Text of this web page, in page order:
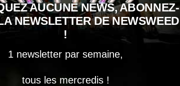
AUCUNE NEWS, ABONNEZ-
NEWSLETTER DE NEWSWEED
!
1 newsletter par semaine,
tous les mercredis !